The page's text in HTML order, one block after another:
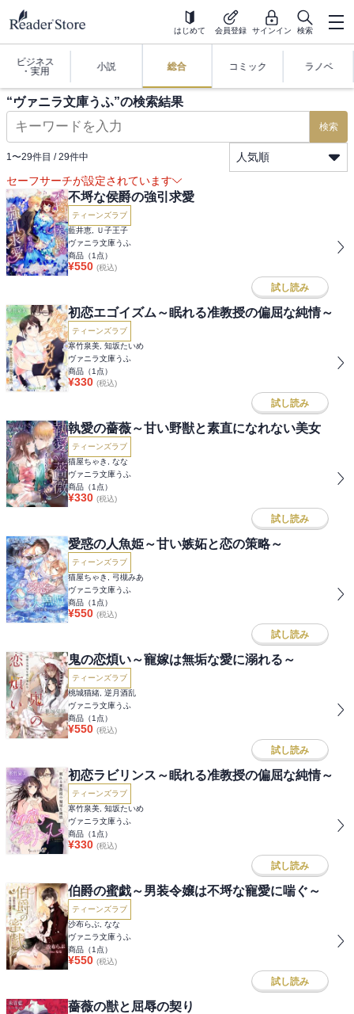
はじめて 会員登録 サインイン 検索
ビジネス
・実用
小説 総合 コミック ラノベ
“ヴァニラ文庫うふ”の検索結果
検索
1〜29件目 / 29件中
人気順
セーフサーチが設定されています
不埒な侯爵の強引求愛
ティーンズラブ
藍井恵, Ｕ子王子
ヴァニラ文庫うふ
商品（1 点）
¥550 (税込)
試し読み
初恋エゴイズム～眠れる准教授の偏屈な純情～
ティーンズラブ
寒竹泉美, 知坂たいめ
ヴァニラ文庫うふ
商品（1 点）
¥330 (税込)
試し読み
執愛の薔薇～甘い野獣と素直になれない美女
ティーンズラブ
猫屋ちゃき, なな
ヴァニラ文庫うふ
商品（1 点）
¥330 (税込)
試し読み
愛惑の人魚姫～甘い嫉妬と恋の策略～
ティーンズラブ
猫屋ちゃき, 弓槻みあ
ヴァニラ文庫うふ
商品（1 点）
¥550 (税込)
試し読み
鬼の恋煩い～寵嫁は無垢な愛に溺れる～
ティーンズラブ
桃城猫緒, 逆月酒乱
ヴァニラ文庫うふ
商品（1 点）
¥550 (税込)
試し読み
初恋ラビリンス～眠れる准教授の偏屈な純情～
ティーンズラブ
寒竹泉美, 知坂たいめ
ヴァニラ文庫うふ
商品（1 点）
¥330 (税込)
試し読み
伯爵の蜜戯～男装令嬢は不埒な寵愛に喘ぐ～
ティーンズラブ
沙布らぶ, なな
ヴァニラ文庫うふ
商品（1 点）
¥550 (税込)
試し読み
薔薇の獣と屈辱の契り